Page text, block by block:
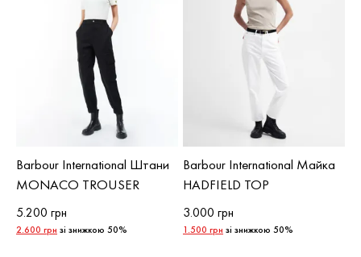
Barbour International Штани
MONACO TROUSER
5.200 грн
2.600 грн зі знижкою 50%
Barbour International Майка
HADFIELD TOP
3.000 грн
1.500 грн зі знижкою 50%